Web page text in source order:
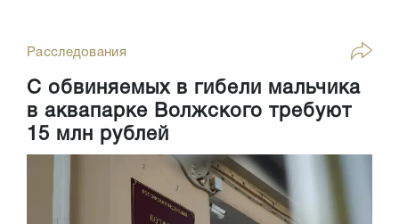
Расследования
С обвиняемых в гибели мальчика
в аквапарке Волжского требуют
15 млн рублей